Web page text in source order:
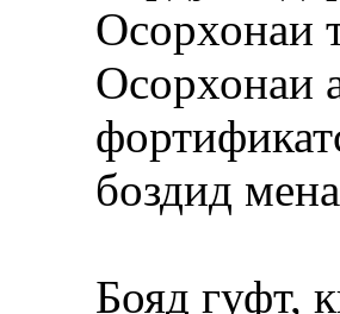
Осорхонаи
Осорхонаи
боздид
Бояд гуфт,